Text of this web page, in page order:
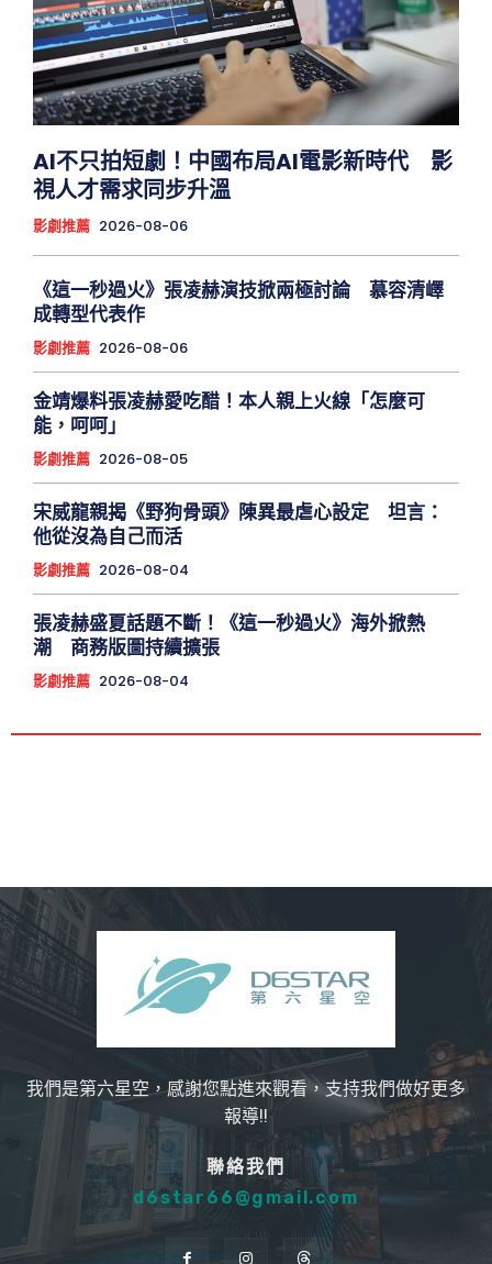
AI不只拍短劇！中國布局AI電影新時代 影
視人才需求同步升溫
影劇推薦 2026-08-06
《這一秒過火》張凌赫演技掀兩極討論 慕容清嶧
成轉型代表作
影劇推薦 2026-08-06
金靖爆料張凌赫愛吃醋！本人親上火線「怎麼可
能，呵呵」
影劇推薦 2026-08-05
宋威龍親揭《野狗骨頭》陳異最虐心設定 坦言：
他從沒為自己而活
影劇推薦 2026-08-04
張凌赫盛夏話題不斷！《這一秒過火》海外掀熱
潮 商務版圖持續擴張
影劇推薦 2026-08-04
我們是第六星空，感謝您點進來觀看，支持我們做好更多
報導!!
聯絡我們
d6star66@gmail.com